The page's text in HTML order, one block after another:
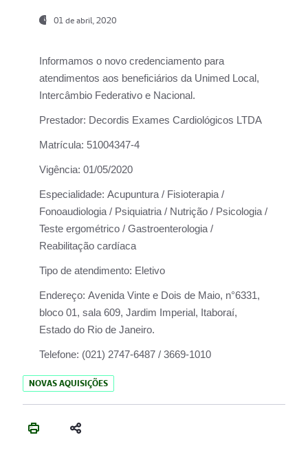
01 de abril, 2020
Informamos o novo credenciamento para
atendimentos aos beneficiários da Unimed Local,
Intercâmbio Federativo e Nacional.
Prestador: Decordis Exames Cardiológicos LTDA
Matrícula: 51004347-4
Vigência: 01/05/2020
Especialidade: Acupuntura / Fisioterapia /
Fonoaudiologia / Psiquiatria / Nutrição / Psicologia /
Teste ergométrico / Gastroenterologia /
Reabilitação cardíaca
Tipo de atendimento: Eletivo
Endereço: Avenida Vinte e Dois de Maio, n°6331,
bloco 01, sala 609, Jardim Imperial, Itaboraí,
Estado do Rio de Janeiro.
Telefone: (021) 2747-6487 / 3669-1010
NOVAS AQUISIÇÕES